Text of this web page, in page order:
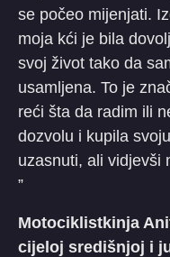
se počeo mijenjati.
moja kći je bila
svoj život tako da
usamljena. To je
reći šta da radim ili
dozvolu i kupila
uzasnuti, ali vidjevši
”
Motociklistkinja
cijeloj središnjoj i